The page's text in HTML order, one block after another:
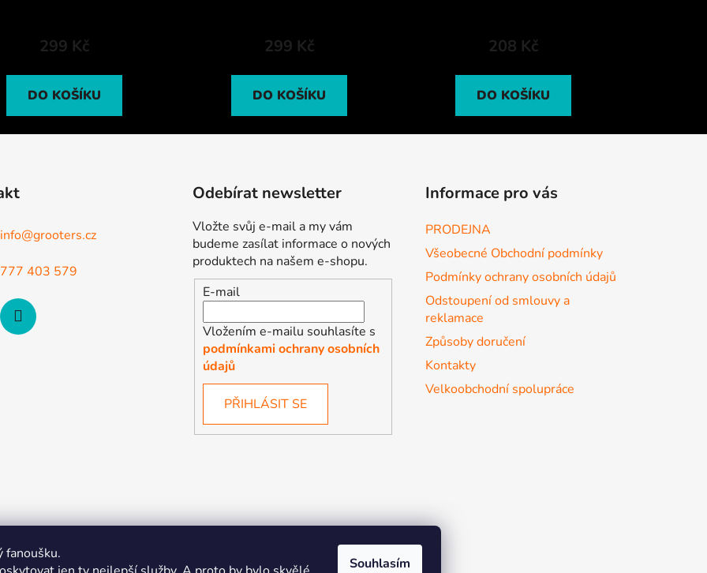
fanoušku.
Souhlasím
299 Kč
DO KOŠÍKU
299 Kč
DO KOŠÍKU
208 Kč
DO KOŠÍKU
info@grooters.cz
777 403 579
Odebírat newsletter
Vložte svůj e-mail a my vám
budeme zasílat informace o nových
produktech na našem e-shopu.
E-mail
Vložením e-mailu souhlasíte s
podmínkami ochrany osobních
údajů
PŘIHLÁSIT SE
Informace pro vás
PRODEJNA
Všeobecné Obchodní podmínky
Podmínky ochrany osobních údajů
Odstoupení od smlouvy a
reklamace
Způsoby doručení
Kontakty
Velkoobchodní spolupráce